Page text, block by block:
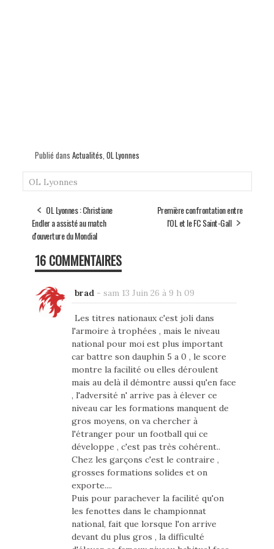
Publié dans Actualités, OL Lyonnes
OL Lyonnes
OL Lyonnes : Christiane
Endler a assisté au match
d'ouverture du Mondial
Première confrontation entre
l'OL et le FC Saint-Gall
16 COMMENTAIRES
brad- sam 13 Juin 26 à 9 h 09
Les titres nationaux c'est joli dans
l'armoire à trophées , mais le niveau
national pour moi est plus important
car battre son dauphin 5 a 0 , le score
montre la facilité ou elles déroulent
mais au delà il démontre aussi qu'en face
, l'adversité n' arrive pas à élever ce
niveau car les formations manquent de
gros moyens, on va chercher à
l'étranger pour un football qui ce
développe , c'est pas très cohérent..
Chez les garçons c'est le contraire ,
grosses formations solides et on
exporte....
Puis pour parachever la facilité qu'on
les fenottes dans le championnat
national, fait que lorsque l'on arrive
devant du plus gros , la difficulté